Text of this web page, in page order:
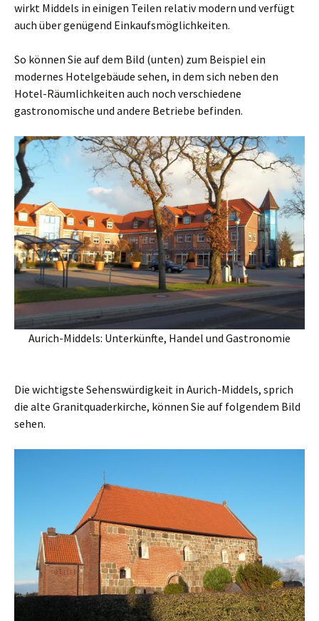
wirkt Middels in einigen Teilen relativ modern und verfügt
auch über genügend Einkaufsmöglichkeiten.
So können Sie auf dem Bild (unten) zum Beispiel ein
modernes Hotelgebäude sehen, in dem sich neben den
Hotel-Räumlichkeiten auch noch verschiedene
gastronomische und andere Betriebe befinden.
Aurich-Middels: Unterkünfte, Handel und Gastronomie
Die wichtigste Sehenswürdigkeit in Aurich-Middels, sprich
die alte Granitquaderkirche, können Sie auf folgendem Bild
sehen.